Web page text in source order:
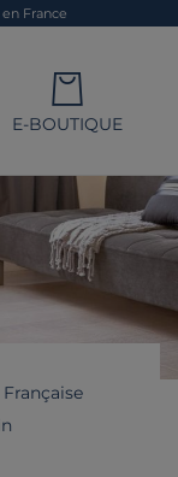
France
E-BOUTIQUE